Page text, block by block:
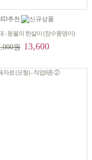
- 동물의 한살이 (장수풍뎅이)
원 13,600